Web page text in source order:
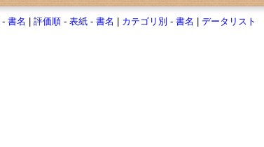
-書名 |評価順 -表紙 -書名 カテゴリ別 -書名 |データリスト